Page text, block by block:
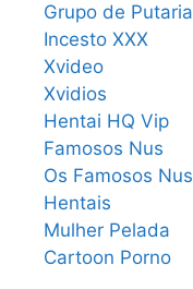
Grupo de Putaria
Incesto XXX
Xvideo
Xvidios
Hentai HQ Vip
Famosos Nus
Os Famosos Nus
Hentais
Mulher Pelada
Cartoon Porno